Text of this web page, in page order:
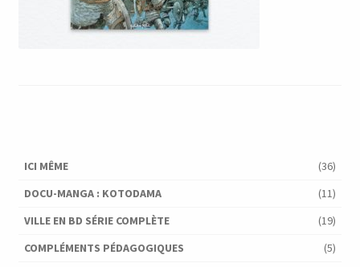
ICI MÊME
(36)
DOCU-MANGA : KOTODAMA
(11)
VILLE EN BD SÉRIE COMPLÈTE
(19)
COMPLÉMENTS PÉDAGOGIQUES
(5)